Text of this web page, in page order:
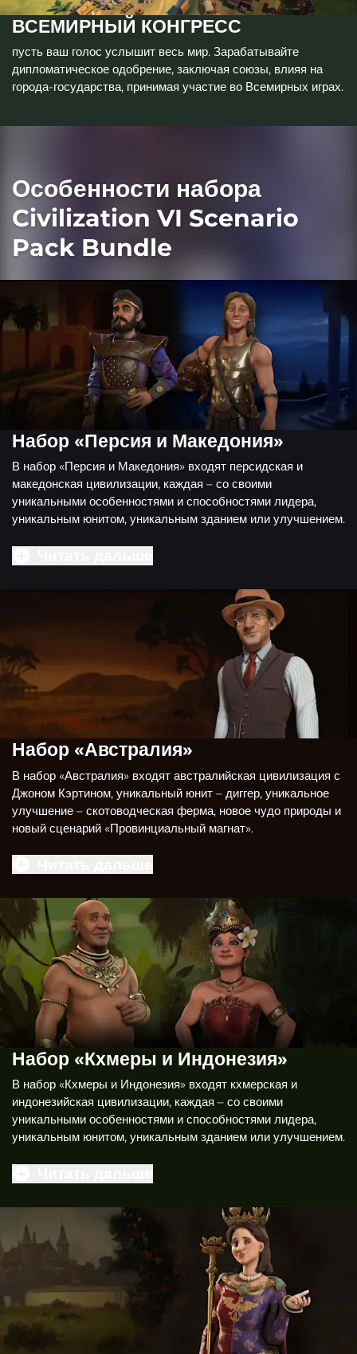
ВСЕМИРНЫЙ КОНГРЕСС
пусть ваш голос услышит весь мир. Зарабатывайте
дипломатическое одобрение, заключая союзы, влияя на
города-государства, принимая участие во Всемирных играх.
Особенности набора
Civilization VI Scenario
Pack Bundle
Набор «Персия и Македония»
В набор «Персия и Македония» входят персидская и
македонская цивилизации, каждая – со своими
уникальными особенностями и способностями лидера,
уникальным юнитом, уникальным зданием или улучшением.
Набор «Австралия»
В набор «Австралия» входят австралийская цивилизация с
Джоном Кэртином, уникальный юнит – диггер, уникальное
улучшение – скотоводческая ферма, новое чудо природы и
новый сценарий «Провинциальный магнат».
Набор «Кхмеры и Индонезия»
В набор «Кхмеры и Индонезия» входят кхмерская и
индонезийская цивилизации, каждая – со своими
уникальными особенностями и способностями лидера,
уникальным юнитом, уникальным зданием или улучшением.